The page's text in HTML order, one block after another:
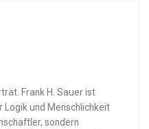
Frank H. Sauer ist
und Menschlichkeit
sondern